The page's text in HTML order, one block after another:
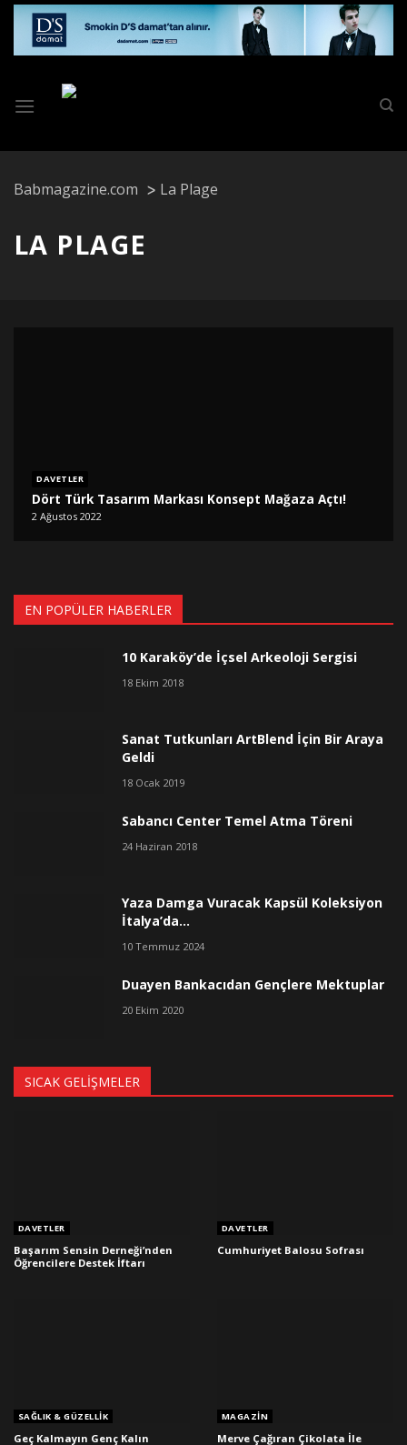
Skip
content
Babmagazine.com La Plage
LA PLAGE
DAVETLER
Dört Türk Tasarım Markası Konsept Mağaza Açtı!
2 Ağustos 2022
EN POPÜLER HABERLER
10 Karaköy’de İçsel Arkeoloji Sergisi
18 Ekim 2018
Sanat Tutkunları ArtBlend İçin Bir Araya
Geldi
18 Ocak 2019
Sabancı Center Temel Atma Töreni
24 Haziran 2018
Yaza Damga Vuracak Kapsül Koleksiyon
İtalya’da…
10 Temmuz 2024
Duayen Bankacıdan Gençlere Mektuplar
20 Ekim 2020
SICAK GELIŞMELER
DAVETLER
Başarım Sensin Derneği’nden
Öğrencilere Destek İftarı
DAVETLER
Cumhuriyet Balosu Sofrası
SAĞLIK & GÜZELLIK
Geç Kalmayın Genç Kalın
MAGAZIN
Merve Çağıran Çikolata İle